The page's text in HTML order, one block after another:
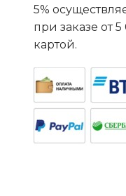
5%
при заказе от
картой.